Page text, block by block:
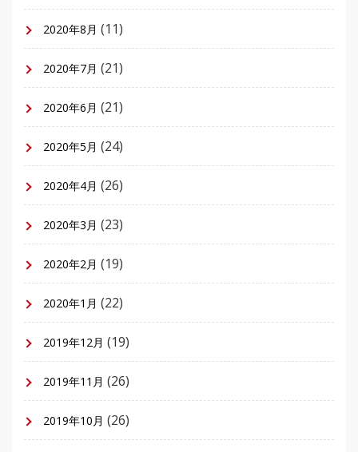
2020年8月 (11)
2020年7月 (21)
2020年6月 (21)
2020年5月 (24)
2020年4月 (26)
2020年3月 (23)
2020年2月 (19)
2020年1月 (22)
2019年12月 (19)
2019年11月 (26)
2019年10月 (26)